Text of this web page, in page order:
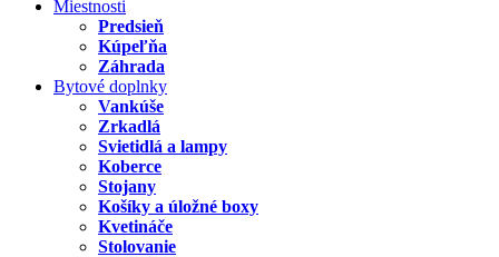
Miestnosti
Predsieň
Kúpeľňa
Záhrada
Bytové doplnky
Vankúše
Zrkadlá
Svietidlá a lampy
Koberce
Stojany
Košíky a úložné boxy
Kvetináče
Stolovanie